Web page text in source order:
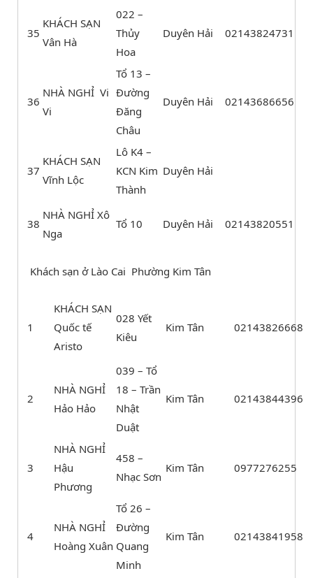
35
KHÁCH SẠN
Vân Hà
022 –
Thủy
Hoa
Duyên Hải 02143824731
36
NHÀ NGHỈ Vi
Vi
Tổ 13 –
Đường
Đăng
Châu
Duyên Hải 02143686656
37
KHÁCH SẠN
Vĩnh Lộc
Lô K4 –
KCN Kim
Thành
Duyên Hải
38
NHÀ NGHỈ Xô
Nga
Tổ 10 Duyên Hải 02143820551
Khách sạn ở Lào Cai Phường Kim Tân
1
KHÁCH SẠN
Quốc tế
Aristo
028 Yết
Kiêu
Kim Tân 02143826668
2
NHÀ NGHỈ
Hảo Hảo
039 – Tổ
18 – Trần
Nhật
Duật
Kim Tân 02143844396
3
NHÀ NGHỈ
Hậu
Phương
458 –
Nhạc Sơn
Kim Tân 0977276255
4
NHÀ NGHỈ
Hoàng Xuân
Tổ 26 –
Đường
Quang
Minh
Kim Tân 02143841958